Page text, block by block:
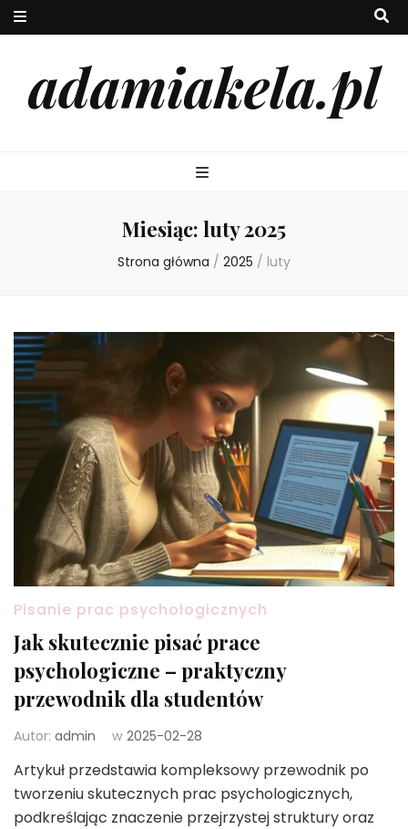
adamiakela.pl
Miesiąc: luty 2025
Strona główna / 2025 / luty
Pisanie prac psychologicznych
Jak skutecznie pisać prace
psychologiczne – praktyczny
przewodnik dla studentów
Autor: admin w 2025-02-28
Artykuł przedstawia kompleksowy przewodnik po
tworzeniu skutecznych prac psychologicznych,
podkreślając znaczenie przejrzystej struktury oraz